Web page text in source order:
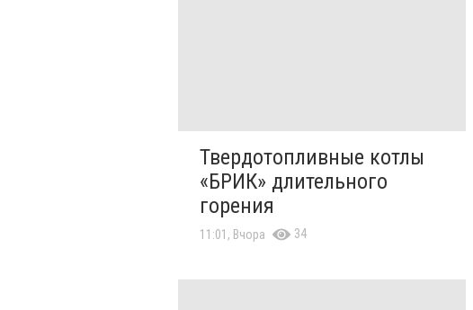
Твердотопливные котлы
«БРИК» длительного
горения
11:01, Вчора 34